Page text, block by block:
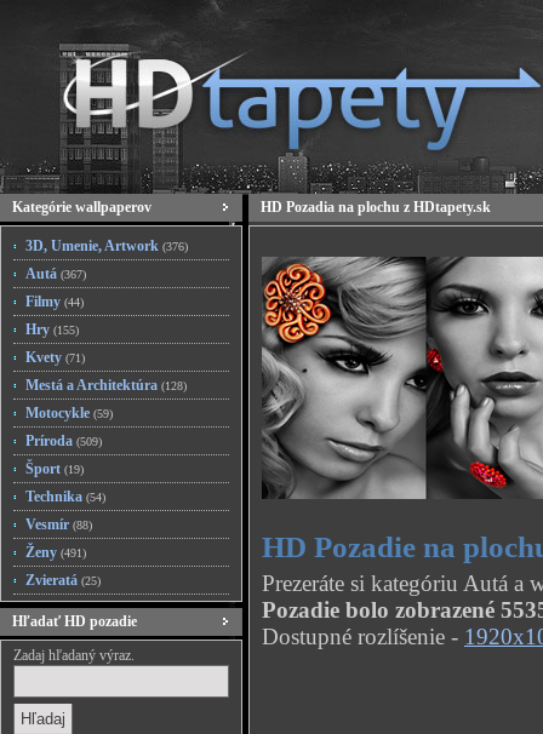
Kategórie wallpaperov
3D, Umenie, Artwork (376)
Autá (367)
Filmy (44)
Hry (155)
Kvety (71)
Mestá a Architektúra (128)
Motocykle (59)
Príroda (509)
Šport (19)
Technika (54)
Vesmír (88)
Ženy (491)
Zvieratá (25)
Hľadať HD pozadie
Zadaj hľadaný výraz.
HD Pozadia na plochu z HDtapety.sk
HD Pozadie na
Prezeráte si kategóriu Autá a
Pozadie bolo zobrazené
Dostupné rozlíšenie -